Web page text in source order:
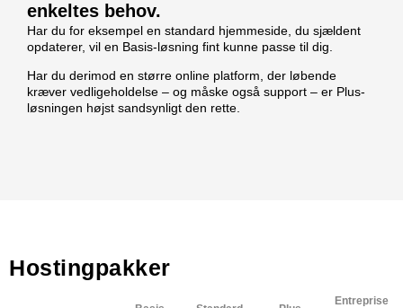
enkeltes behov.
Har du for eksempel en standard hjemmeside, du sjældent
opdaterer, vil en Basis-løsning fint kunne passe til dig.
Har du derimod en større online platform, der løbende
kræver vedligeholdelse – og måske også support – er Plus-
løsningen højst sandsynligt den rette.
Hostingpakker
Entreprise